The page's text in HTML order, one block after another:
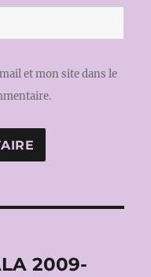
et mon site dans le
2009-